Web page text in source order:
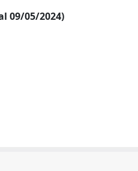
09/05/2024)